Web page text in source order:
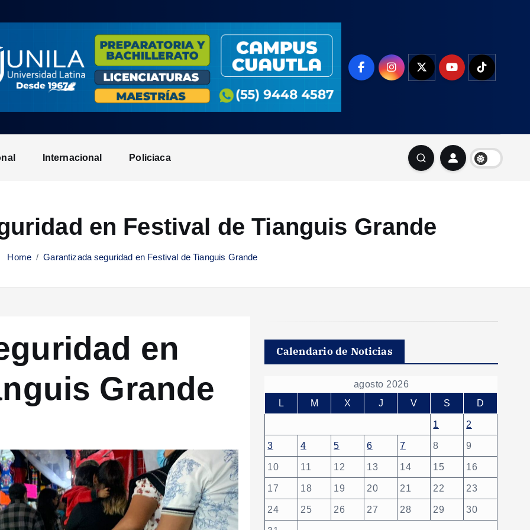
Internacional Policiaca
en Festival de Tianguis Grande
Home Garantizada seguridad en Festival de Tianguis Grande
en
Grande
Calendario de Noticias
agosto 2026
L
M X J V S D
1 2
3 4 5 6 7 8 9
10 11 12 13 14 15 16
17 18 19 20 21 22 23
24 25 26 27 28 29 30